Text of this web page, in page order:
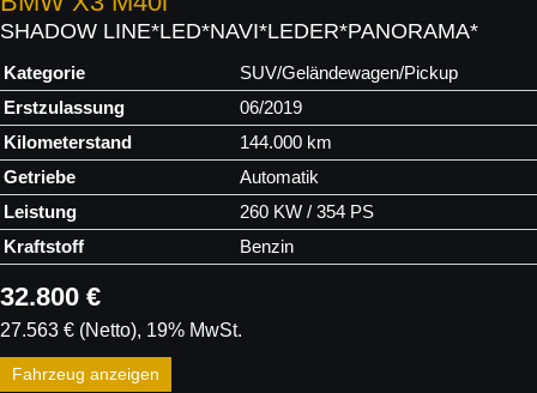
SHADOW LINE*LED*NAVI*LEDER*PANORAMA*
Kategorie
SUV/Geländewagen/Pickup
Erstzulassung
06/2019
Kilometerstand
144.000 km
Getriebe
Automatik
Leistung
260 KW / 354 PS
Kraftstoff
Benzin
32.800 €
27.563 € (Netto) 19% MwSt.
Fahrzeug anzeigen